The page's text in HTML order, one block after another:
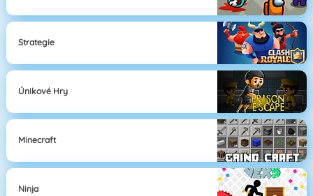
Strategie
Únikové Hry
Minecraft
Ninja